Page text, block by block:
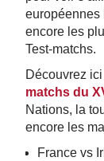
européennes
encore les
Test-matchs.
Découvrez
matchs du
Nations, la
encore les
France vs